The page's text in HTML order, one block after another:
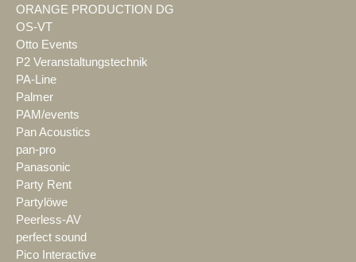
ORANGE PRODUCTION DG
OS-VT
Otto Events
P2 Veranstaltungstechnik
PA-Line
Palmer
PAM/events
Pan Acoustics
pan-pro
Panasonic
Party Rent
Partylöwe
Peerless-AV
perfect sound
Pico Interactive